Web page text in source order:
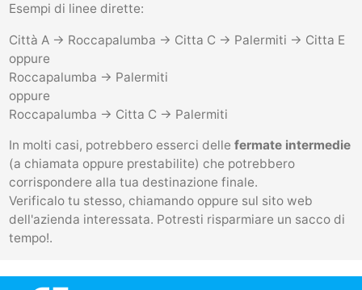
Esempi di linee dirette:
Città A -> Roccapalumba -> Citta C -> Palermiti -> Citta E
oppure
Roccapalumba -> Palermiti
oppure
Roccapalumba -> Citta C -> Palermiti
In molti casi, potrebbero esserci delle fermate intermedie
(a chiamata oppure prestabilite) che potrebbero
corrispondere alla tua destinazione finale.
Verificalo tu stesso, chiamando oppure sul sito web
dell'azienda interessata. Potresti risparmiare un sacco di
tempo!.